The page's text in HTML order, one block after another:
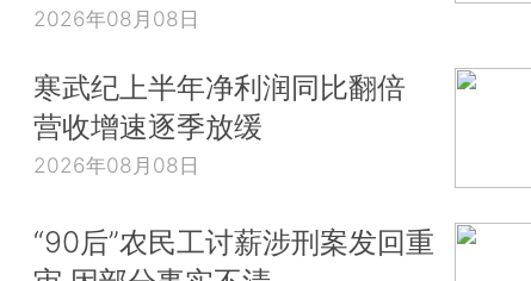
2026年08月08日
寒武纪上半年净利润同比翻倍
营收增速逐季放缓
2026年08月08日
“90后”农民工讨薪涉刑案发回重